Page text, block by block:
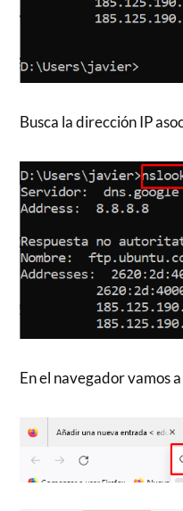
Busca la dirección IP
En el navegador vamos